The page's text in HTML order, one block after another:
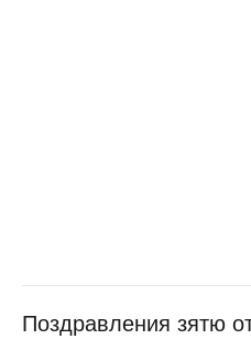
Поздравления зятю